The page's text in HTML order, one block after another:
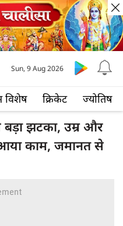
विशेष क्रिकेट ज्योतिष
Sun, 9 Aug 2026
बड़ा झटका, उम्र और
आया काम, जमानत से